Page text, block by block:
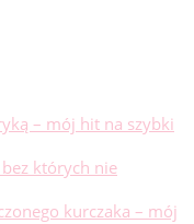
– mój hit na szybki
których nie
kurczaka – mój